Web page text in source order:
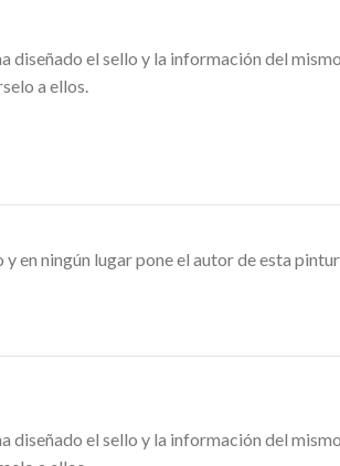
diseñado el sello y la información del
a ellos.
en ningún lugar pone el autor de esta
diseñado el sello y la información del